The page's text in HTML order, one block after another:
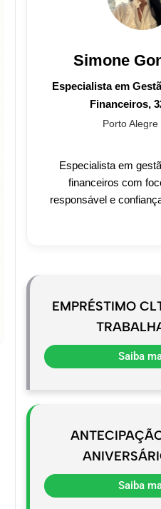
Simone
Especialista em
Financeiros,
Porto Alegre
Especialista em
financeiros com
responsável e
EMPRÉSTIMO
Saiba
Saiba